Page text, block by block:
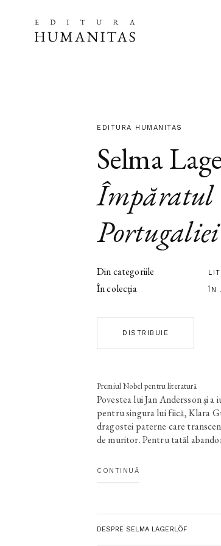
EDITURA HUMANITAS
Selma
Împăratul
Portugaliei
Din categoriile
În colecția ÎN
DISTRIBUIE
Premiul Nobel pentru literatură
Povestea lui Jan Andersson și
pentru singura lui fiică, Klara
dragostei paterne care
de muritor. Pentru tatăl
Plecată în lume ca să adune
piardă coliba, Klara se pierde în
roman atmosfera asprelor
CONTINUĂ
DESPRE SELMA LAGERLÖF